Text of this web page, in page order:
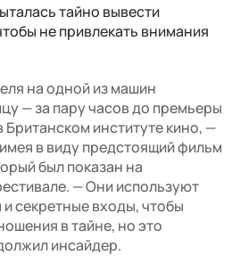
тайно вывести
не привлекать внимания
на одной из машин
— за пару часов до премьеры
институте кино, —
в виду предстоящий фильм
был показан на
— Они используют
секретные входы, чтобы
в тайне, но это
инсайдер.